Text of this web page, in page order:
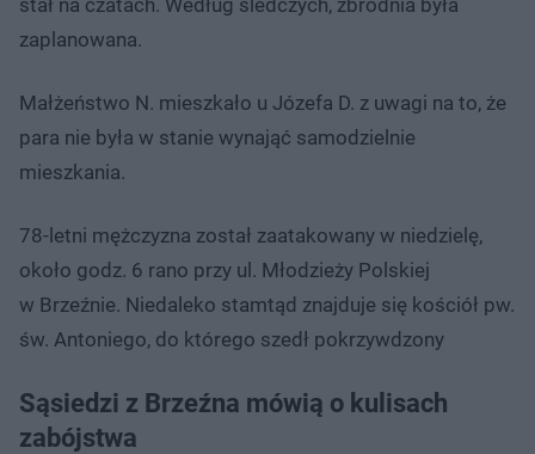
zaplanowana.
Małżeństwo N. mieszkało u Józefa D. z uwagi na to, że
para nie była w stanie wynająć samodzielnie
mieszkania.
78-letni mężczyzna został zaatakowany w niedzielę,
około godz. 6 rano przy ul. Młodzieży Polskiej
w Brzeźnie. Niedaleko stamtąd znajduje się kościół pw.
św. Antoniego, do którego szedł pokrzywdzony
Sąsiedzi z Brzeźna mówią o kulisach
zabójstwa